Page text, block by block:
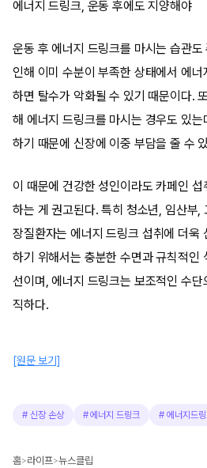
에너지 드링크, 운동 후에도 지양해야
운동 후 에너지 드링크를 마시는 습관
인해 이미 수분이 부족한 상태에서 에
하면 탈수가 악화될 수 있기 때문이다.
해 에너지 드링크를 마시는 경우도 있
하기 때문에 신장에 이중 부담을 줄 수
이 때문에 건강한 성인이라도 카페인
하는 게 권고된다. 특히 청소년, 임산부,
장질환자는 에너지 드링크 섭취에 더욱
하기 위해서는 충분한 수면과 규칙적인
선이며, 에너지 드링크는 보조적인 수
직하다.
[원문 보기]
# 신장 손상 #에너지 드링크 # 에너지드
홈>라이프>뉴스클립